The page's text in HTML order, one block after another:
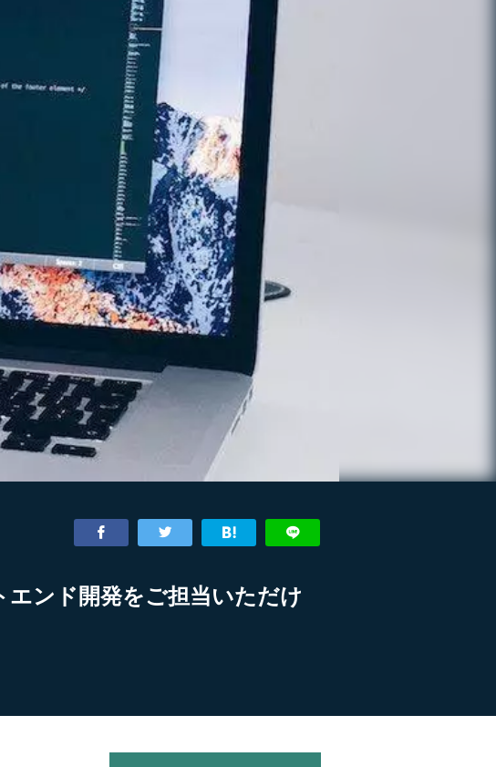
エンド開発をご担当いただけ